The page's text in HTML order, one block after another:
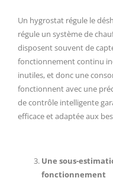
Un hygrostat régule le
régule un système de
disposent souvent de
fonctionnement continu
inutiles, et donc une
fonctionnent avec une
de contrôle intelligente
efficace et adaptée aux
Une sous-
fonctionnement